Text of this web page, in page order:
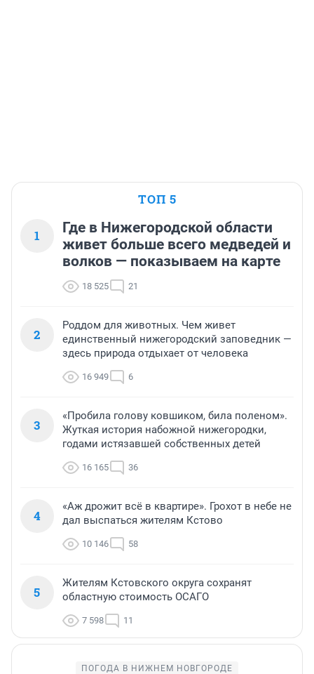
ТОП 5
1
Где в Нижегородской области
живет больше всего медведей и
волков — показываем на карте
18 525 21
2
Роддом для животных. Чем живет
единственный нижегородский заповедник —
здесь природа отдыхает от человека
16 949 6
3
«Пробила голову ковшиком, била поленом».
Жуткая история набожной нижегородки,
годами истязавшей собственных детей
16 165 36
4
«Аж дрожит всё в квартире». Грохот в небе не
дал выспаться жителям Кстово
10 146 58
5
Жителям Кстовского округа сохранят
областную стоимость ОСАГО
7 598 11
ПОГОДА В НИЖНЕМ НОВГОРОДЕ